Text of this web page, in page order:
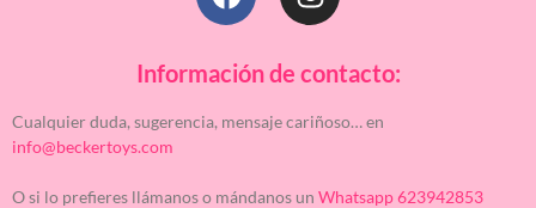
Información de contacto:
Cualquier duda, sugerencia, mensaje cariñoso… en
info@beckertoys.com
O si lo prefieres llámanos o mándanos un Whatsapp 623942853